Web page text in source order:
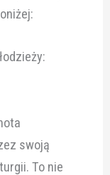
swoją
To nie